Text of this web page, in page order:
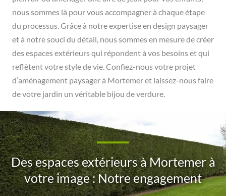
nous sommes là pour vous accompagner à chaque étape
du processus. Grâce à notre expertise en design paysager
et à notre souci du détail, nous sommes en mesure de créer
des espaces extérieurs qui répondent à vos besoins et qui
reflètent votre style de vie. Confiez-nous votre projet
d’aménagement paysager à Mortemer et laissez-nous faire
de votre jardin un véritable bijou de verdure.
Des espaces extérieurs à Mortemer à
votre image : Notre engagement